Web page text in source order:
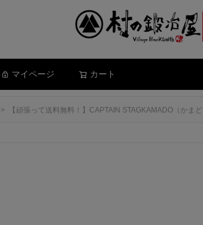
マイページ カート
【頑張って送料無料！】CAPTAIN STAGKAMADO（か